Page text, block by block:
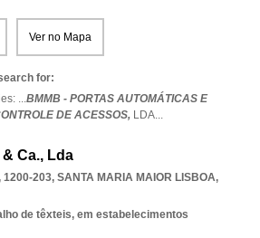
Ver no Mapa
for:
...BMMB - PORTAS AUTOMÁTICAS E
DE ACESSOS, LDA...
Ca., Lda
1200-203, SANTA MARIA MAIOR LISBOA,
de têxteis, em estabelecimentos